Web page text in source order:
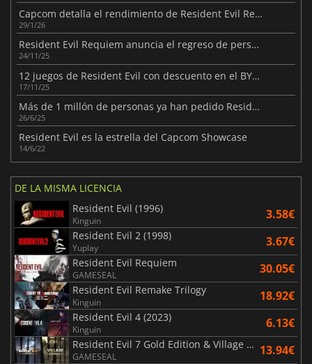
Capcom detalla el rendimiento de Resident Evil Requiem en PS5 Pro
29/1/26
Resident Evil Requiem anuncia el regreso de personajes conocidos
24/11/25
12 juegos de Resident Evil con descuento en el BYO Biohazard Bundle
17/11/25
Más de 1 millón de personas ya han pedido Resident Evil Requiem
26/6/25
Resident Evil es la estrella del Capcom Showcase
14/6/22
DE LA MISMA LICENCIA
Resident Evil (1996)
Kinguin 3.58€
Resident Evil 2 (1998)
Yuplay 3.67€
Resident Evil Requiem
GAMESEAL 30.05€
Resident Evil Remake Trilogy
Kinguin 18.92€
Resident Evil 4 (2023)
Kinguin 6.13€
Resident Evil 7 Gold Edition & Village Gold Edition
GAMESEAL 13.94€